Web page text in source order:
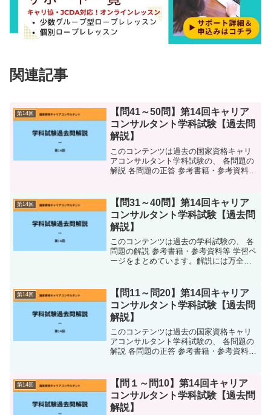
関連記事
第14回
【問41～50問】第14回キャリア
コンサルタント学科試験【過去問
解説】
このコンテンツは過去の国家資格キャリ
アコンサルタント学科試験の、 各問題の
解説 各問題の正答 参考書籍・参考資料等
万全を尽くしていますが、万が一誤字・
脱字や間違いが...
第14回
【問31～40問】第14回キャリア
コンサルタント学科試験【過去問
解説】
このコンテンツは過去の学科試験の、 各
問題の解説 参考書籍・参考資料等 学習ペ
ージをまとめています。解説には万全を
ればと思います。第14回学科試験 問31～
問40の解答...
第14回
【問11～問20】第14回キャリア
コンサルタント学科試験【過去問
解説】
このコンテンツは過去の国家資格キャリ
アコンサルタント学科試験の、 各問題の
解説 各問題の正答 参考書籍・参考資料等
万全を尽くしていますが、万が一誤字・
脱字や間違いが...
第14回
【問１～問10】第14回キャリア
コンサルタント学科試験【過去問
解説】